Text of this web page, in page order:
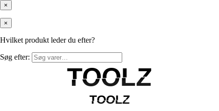
×
×
Hvilket produkt leder du efter?
Søg efter:
TOOLZ
TOOLZ
TOOLZ
TOOLZ